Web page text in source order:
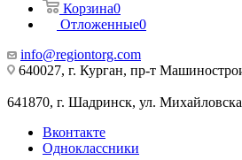
Корзина0
Отложенные0
info@regiontorg.com
640027, г. Курган, пр-т
641870, г. Шадринск, ул.
Вконтакте
Одноклассники